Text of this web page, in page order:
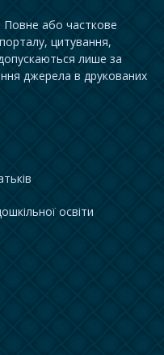
або часткове
цитування,
лише за
джерела в друкованих
освіти